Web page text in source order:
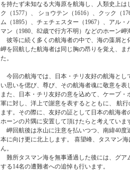
を持たず未知なる大海原を航海し、人類史上
ク（1577）、 ショウテン（1616）、クック（
ム（1895）、チェチェスター（1967）、アル
マン（1980、82歳で行方不明）などのホーン
彼等に続く多くの航海者の中で、海の藻屑と
岬を回航した航海者は同じ胸の昂りを覚え、
た。
今回の航海では、日本・チリ友好の航海とし
い思いを偲び、尊び、その航海者魂に敬意を表
また、日本・チリ友好の意を込めて、ケープ
軍に対し、洋上で謝意を表するとともに、 航
ます。その際に、友好の証として日本の航海
ホーンの片隅に安置して頂けたらと考えていま
岬回航後は氷山に注意を払いつつ、南緯40度
本に向け更に北上します。 喜望峰、タスマン
ん。
難所タスマン海を無事通過した後には、グア
する14名の遭難者への追悼も行います。